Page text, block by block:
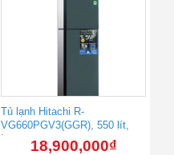
Tủ lạnh Hitachi R-
VG660PGV3(GGR), 550 lít,
Inverter18,900,000₫